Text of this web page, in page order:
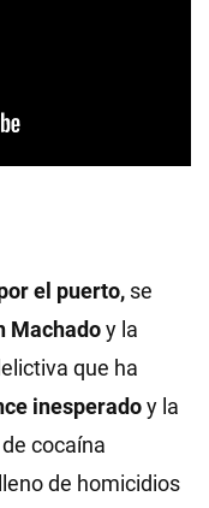
el puerto, se
Machadoy la
que ha
inesperadoy la
cocaína
de homicidios